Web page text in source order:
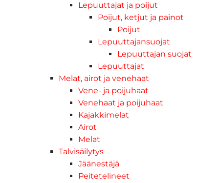
Lepuuttajat ja poijut
Poijut, ketjut ja painot
Poijut
Lepuuttajansuojat
Lepuuttajan suojat
Lepuuttajat
Melat, airot ja venehaat
Vene- ja poijuhaat
Venehaat ja poijuhaat
Kajakkimelat
Airot
Melat
Talvisäilytys
Jäänestäjä
Peitetelineet